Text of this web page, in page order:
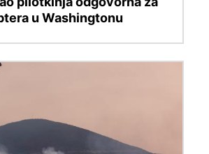
u Washingtonu